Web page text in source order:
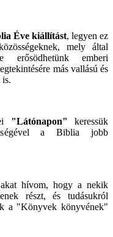
Éve kiállítást, legyen ez
mely által
emberi
más vallású és
is.
"Látónapon" keressük
a Biblia jobb
hívom, hogy a nekik
részt, és tudásukról
a "Könyvek könyvének"